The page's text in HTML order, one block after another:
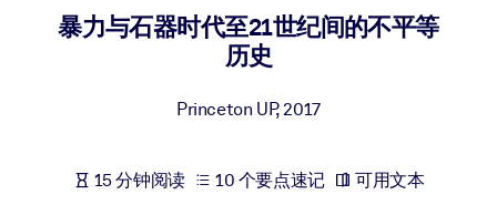
将简短且经过验证的知识引入您的 LMS/LXP，以获得更强的学习效
面向人工智能系统
暴力与石器时代至21世纪间的不平等
历史
Princeton UP,2017
15 分钟阅读 10 个要点速记 可用文本